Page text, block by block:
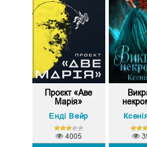
Проєкт «Аве
Марія»
Енді Вейр
4005